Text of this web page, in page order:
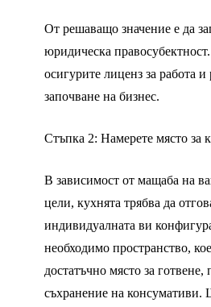
От решаващо значение е да
юридическа
осигурите лиценз за работа и
започване на бизнес.
Стъпка 2: Намерете място за
В зависимост от мащаба на
цели, кухнята трябва да
индивидуалната ви
необходимо пространство,
достатъчно място за готвене,
съхранение на